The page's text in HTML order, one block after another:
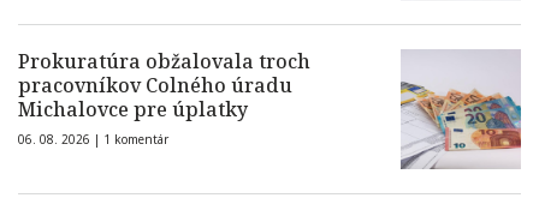
Prokuratúra obžalovala troch
pracovníkov Colného úradu
Michalovce pre úplatky
06. 08. 2026 | 1 komentár